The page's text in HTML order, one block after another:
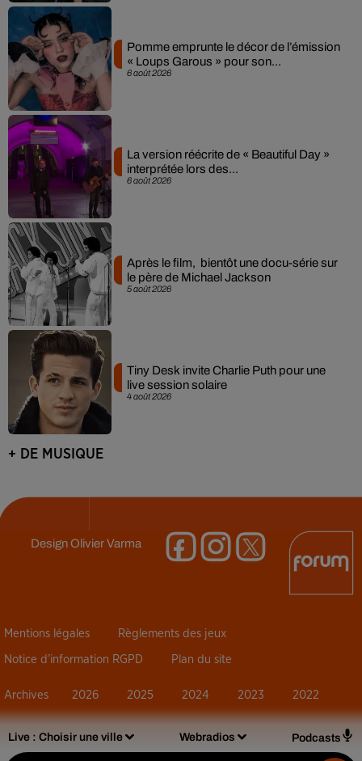
Live : Choisir une ville Webradios Podcasts
6 août 2026
Pomme emprunte le décor de l’émission
« Loups Garous » pour son...
6 août 2026
La version réécrite de « Beautiful Day »
interprétée lors des...
5 août 2026
Après le film, bientôt une docu-série sur
le père de Michael Jackson
4 août 2026
Tiny Desk invite Charlie Puth pour une
live session solaire
+ DE MUSIQUE
DesignOlivier Varma
Mentions légales Règlements des jeux
Notice d’information RGPD Plan du site
Archives 2026 2025 2024 2023 2022